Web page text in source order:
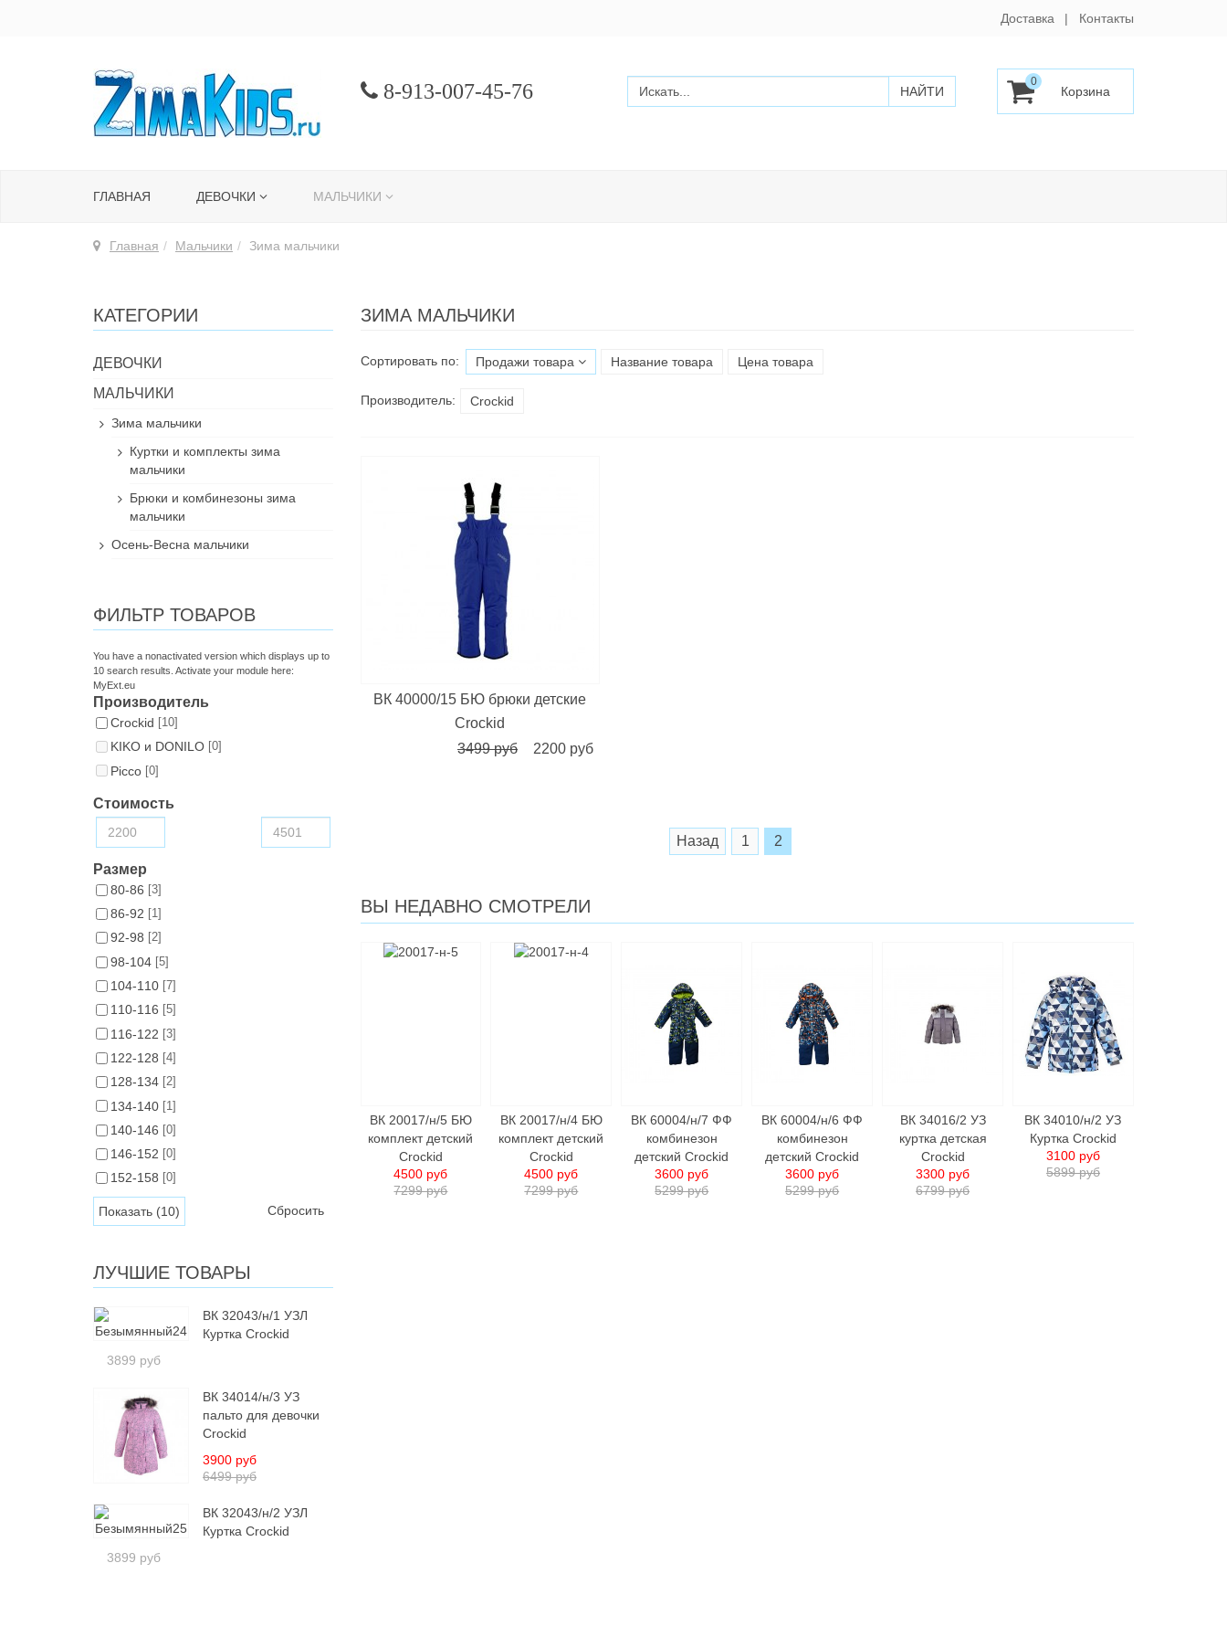
Доставка Контакты
8-913-007-45-76 0
ГЛАВНАЯ ДЕВОЧКИ МАЛЬЧИКИ
Главная Мальчики Зима мальчики
ЗИМА МАЛЬЧИКИ
Сортировать по: Продажи товара Название товара Цена товара
Производитель: Croсkid
ВК 40000/15 БЮ брюки детские
Сrockid
3499 руб
2200 руб
Назад 1 2
ВЫ НЕДАВНО СМОТРЕЛИ
ВК 20017/н/5 БЮ
комплект детский
Crockid
7299 руб
4500 руб
ВК 20017/н/4 БЮ
комплект детский
Crockid
7299 руб
4500 руб
ВК 60004/н/7 ФФ
комбинезон
детский Crockid
5299 руб
3600 руб
ВК 60004/н/6 ФФ
комбинезон
детский Crockid
5299 руб
3600 руб
ВК 34016/2 УЗ
куртка детская
Crockid
6799 руб
3300 руб
ВК 34010/н/2 УЗ
Куртка Crockid
5899 руб
3100 руб
КАТЕГОРИИ
ДЕВОЧКИ
МАЛЬЧИКИ
Зима мальчики
Куртки и комплекты зима
мальчики
Брюки и комбинезоны зима
мальчики
Осень-Весна мальчики
ФИЛЬТР ТОВАРОВ
You have a nonactivated version which displays up to
10 search results. Activate your module here:
MyExt.eu
Производитель
Croсkid [10]
KIKO и DONILO [0]
Picco [0]
Стоимость
Размер
80-86 [3]
86-92 [1]
92-98 [2]
98-104 [5]
104-110 [7]
110-116 [5]
116-122 [3]
122-128 [4]
128-134 [2]
134-140 [1]
140-146 [0]
146-152 [0]
152-158 [0]
Сбросить
ЛУЧШИЕ ТОВАРЫ
ВК 32043/н/1 УЗЛ
Куртка Crockid
3899 руб
ВК 34014/н/3 УЗ
пальто для девочки
Crockid
6499 руб
3900 руб
ВК 32043/н/2 УЗЛ
Куртка Crockid
3899 руб